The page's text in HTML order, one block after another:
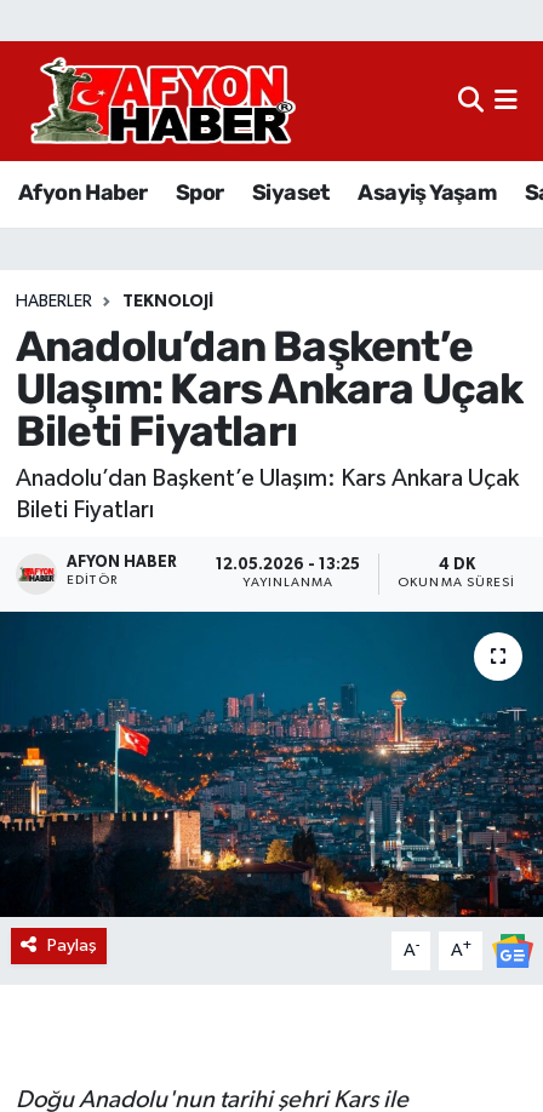
Afyon Haber Spor Siyaset Asayiş Yaşam
HABERLER TEKNOLOJI
Anadolu’dan Başkent’e
Ulaşım: Kars Ankara Uçak
Bileti Fiyatları
Anadolu’dan Başkent’e Ulaşım: Kars Ankara Uçak
Bileti Fiyatları
AFYON HABER
EDITÖR
12.05.2026 - 13:25
YAYINLANMA
4 DK
OKUNMA SÜRESI
Paylaş A- A+
Doğu Anadolu'nun tarihi şehri Kars ile
Afyon Haber
Sağlık
Eğitim
Ekonomi
Magazin